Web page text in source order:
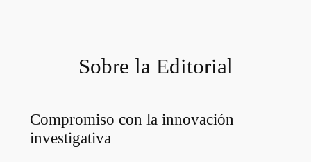
Sobre la Editorial
Compromiso con la innovación
investigativa